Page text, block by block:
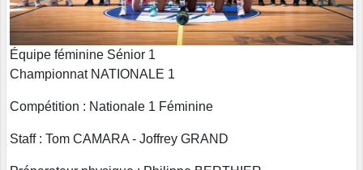
Équipe féminine Sénior 1
Championnat NATIONALE 1
Compétition : Nationale 1 Féminine
Staff : Tom CAMARA - Joffrey GRAND